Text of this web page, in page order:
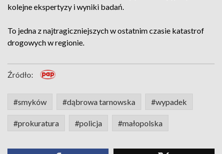
kolejne ekspertyzy i wyniki badań.
To jedna z najtragiczniejszych w ostatnim czasie katastrof
drogowych w regionie.
Źródło:
#smyków #dąbrowa tarnowska #wypadek
#prokuratura #policja #małopolska